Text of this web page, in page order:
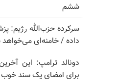
ششم
داده / خامنه‌ای می‌خواهد
دونالد ترامپ: این
برای امضای یک سند